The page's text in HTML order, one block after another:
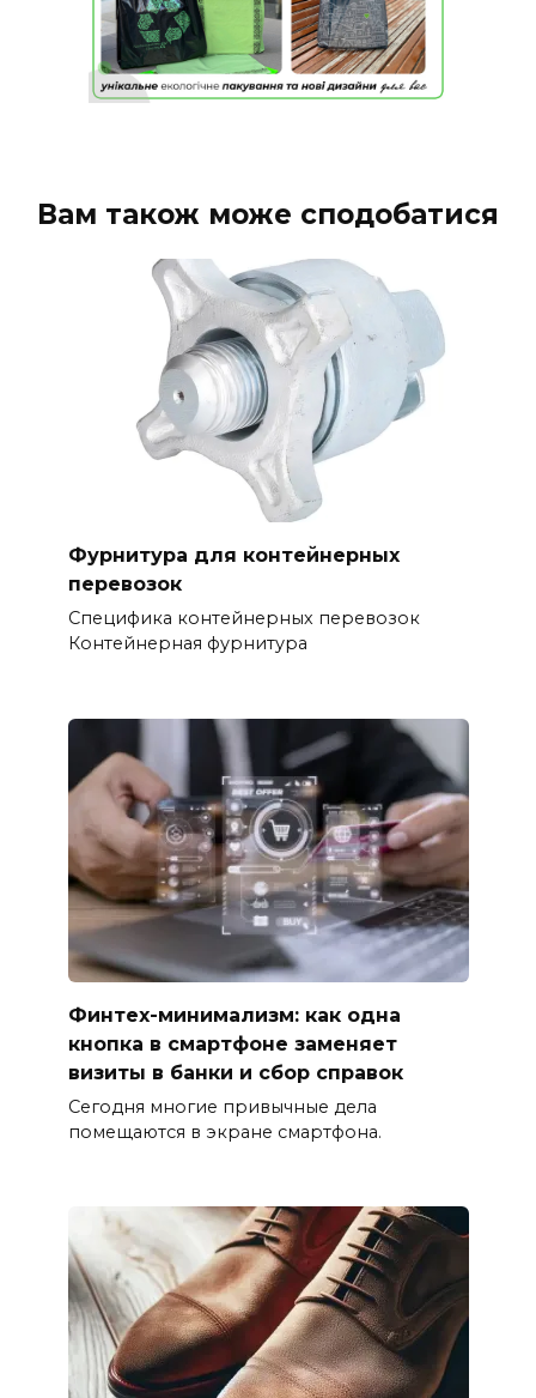
Вам також може сподобатися
Фурнитура для контейнерных
перевозок
Специфика контейнерных перевозок
Контейнерная фурнитура
Финтех-минимализм: как одна
кнопка в смартфоне заменяет
визиты в банки и сбор справок
Сегодня многие привычные дела
помещаются в экране смартфона.